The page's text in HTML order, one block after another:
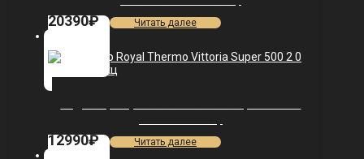
20390₽ Читать далее
12990₽ Читать далее